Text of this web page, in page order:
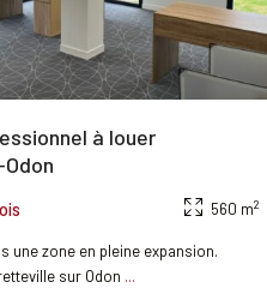
à louer
560 m2
une zone en pleine expansion.
sur Odon ...